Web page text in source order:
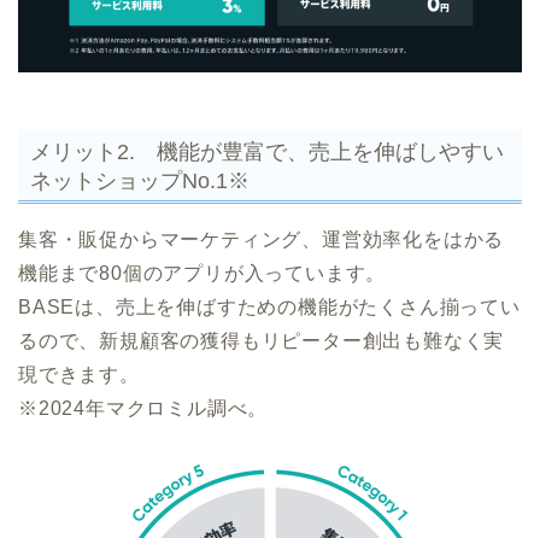
メリット2. 機能が豊富で、売上を伸ばしやすい
ネットショップNo.1※
集客・販促からマーケティング、運営効率化をはかる
機能まで80個のアプリが入っています。
BASEは、売上を伸ばすための機能がたくさん揃ってい
るので、新規顧客の獲得もリピーター創出も難なく実
現できます。
※2024年マクロミル調べ。